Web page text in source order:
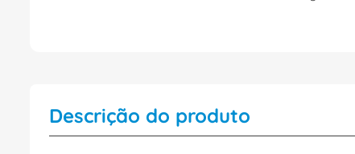
Descrição do produto